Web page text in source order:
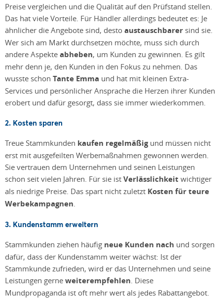
Preise vergleichen und die Qualität auf den Prüfstand stellen.
Das hat viele Vorteile. Für Händler allerdings bedeutet es: Je
ähnlicher die Angebote sind, desto austauschbarer sind sie.
Wer sich am Markt durchsetzen möchte, muss sich durch
andere Aspekte abheben, um Kunden zu gewinnen. Es gilt
mehr denn je, den Kunden in den Fokus zu nehmen. Das
wusste schon Tante Emma und hat mit kleinen Extra-
Services und persönlicher Ansprache die Herzen ihrer Kunden
erobert und dafür gesorgt, dass sie immer wiederkommen.
2. Kosten sparen
Treue Stammkunden kaufen regelmäßigund müssen nicht
erst mit ausgefeilten Werbemaßnahmen gewonnen werden.
Sie vertrauen dem Unternehmen und seinen Leistungen
schon seit vielen Jahren. Für sie ist Verlässlichkeit wichtiger
als niedrige Preise. Das spart nicht zuletzt Kosten für teure
Werbekampagnen
3. Kundenstamm erweitern
Stammkunden ziehen häufig neue Kunden nach und sorgen
dafür, dass der Kundenstamm weiter wächst: Ist der
Stammkunde zufrieden, wird er das Unternehmen und seine
Leistungen gerne weiterempfehlen . Diese
Mundpropaganda ist oft mehr wert als jedes Rabattangebot.